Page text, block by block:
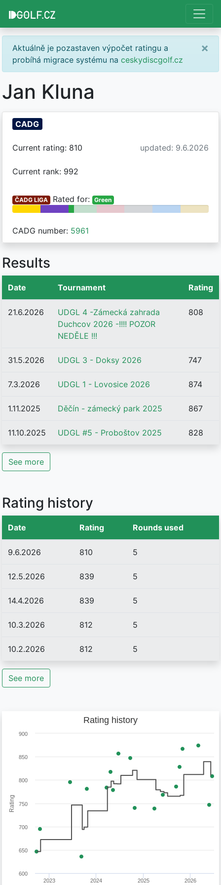
Aktuálně je pozastaven výpočet ratingu a
probíhá migrace systému na ceskydiscgolf.cz
×
Jan Kluna
CADG
Current rating: 810 updated: 9.6.2026
Current rank: 992
ČADG LIGA Rated for: Green
CADG number: 5961
Results
Date Tournament Rating
21.6.2026
UDGL 4 -Zámecká zahrada
Duchcov 2026 -!!!! POZOR
NEDĚLE !!!
808
31.5.2026 UDGL 3 - Doksy 2026 747
7.3.2026 UDGL 1 - Lovosice 2026 874
1.11.2025 Děčín - zámecký park 2025 867
11.10.2025 UDGL #5 - Proboštov 2025 828
See more
Rating history
Date Rating Rounds used
9.6.2026 810 5
12.5.2026 839 5
14.4.2026 839 5
10.3.2026 812 5
10.2.2026 812 5
See more
Rating
Rating history
2023 2024 2025 2026
600
650
700
750
800
850
900